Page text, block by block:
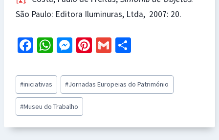
São Paulo: Editora Iluminuras, Ltda, 2007: 20.
Fa
b
o
o
k
W
at
sA
p
p
M
se
n
ge
r
Pi
er
es
G
ai
l
ar
e
Post
Tags:
#iniciativas #Jornadas Europeias do Património
#Museu do Trabalho